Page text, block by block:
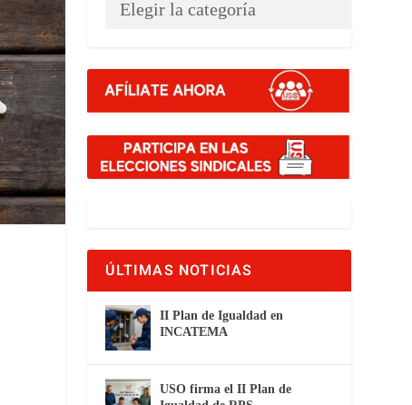
ÚLTIMAS NOTICIAS
II Plan de Igualdad en
INCATEMA
USO firma el II Plan de